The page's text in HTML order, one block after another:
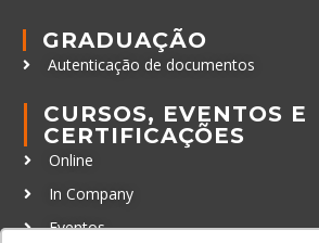
GRADUAÇÃO
Autenticação de documentos
CURSOS, EVENTOS E
CERTIFICAÇÕES
Online
In Company
Eventos